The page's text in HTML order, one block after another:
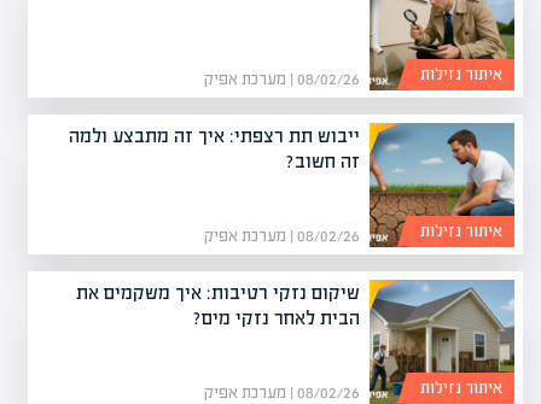
08/02/26 | מערכת אפיק איתור נזילות
ייבוש תת רצפתי: איך זה מתבצע ולמה
זה חשוב?
08/02/26 | מערכת אפיק איתור נזילות
שיקום נזקי רטיבות: איך משקמים את
הבית לאחר נזקי מים?
08/02/26 | מערכת אפיק איתור נזילות